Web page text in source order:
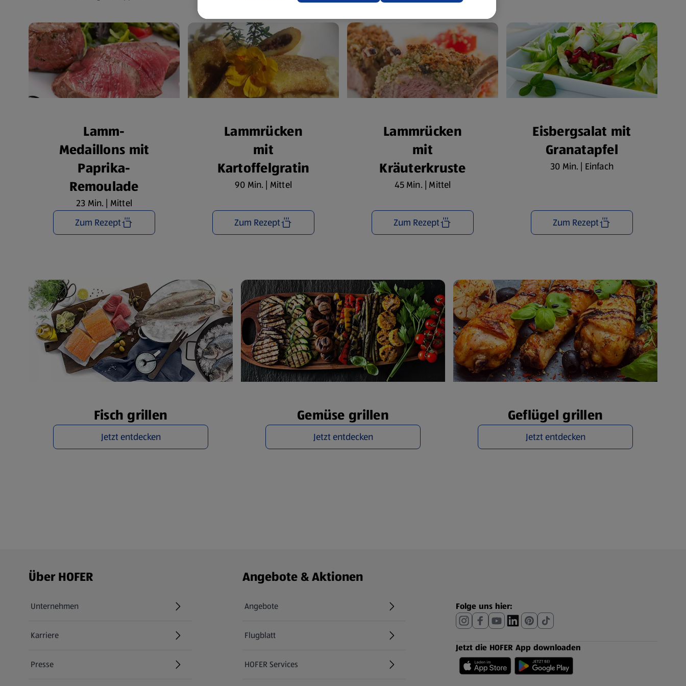
Lamm-
Medaillons mit
Paprika-
Remoulade
23 Min. | Mittel
Zum Rezept
Lammrücken
mit
Kartoffelgratin
90 Min. | Mittel
Zum Rezept
Lammrücken
mit
Kräuterkruste
45 Min. | Mittel
Zum Rezept
Eisbergsalat mit
Granatapfel
30 Min. | Einfach
Zum Rezept
Fisch grillen
Jetzt entdecken
Gemüse grillen
Jetzt entdecken
Geflügel grillen
Jetzt entdecken
Fußzeilenmenü - weitere Links
Über HOFER
Unternehmen
Karriere
(öffnet in einem neuen Tab)
Presse
Angebote & Aktionen
Angebote
Flugblatt
HOFER Services
Folge uns hier:
Jetzt die HOFER App downloaden